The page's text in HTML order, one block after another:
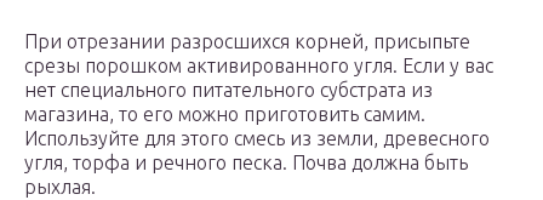
При отрезании разросшихся корней, присыпьте
срезы порошком активированного угля. Если у вас
нет специального питательного субстрата из
магазина, то его можно приготовить самим.
Используйте для этого смесь из земли, древесного
угля, торфа и речного песка. Почва должна быть
рыхлая.